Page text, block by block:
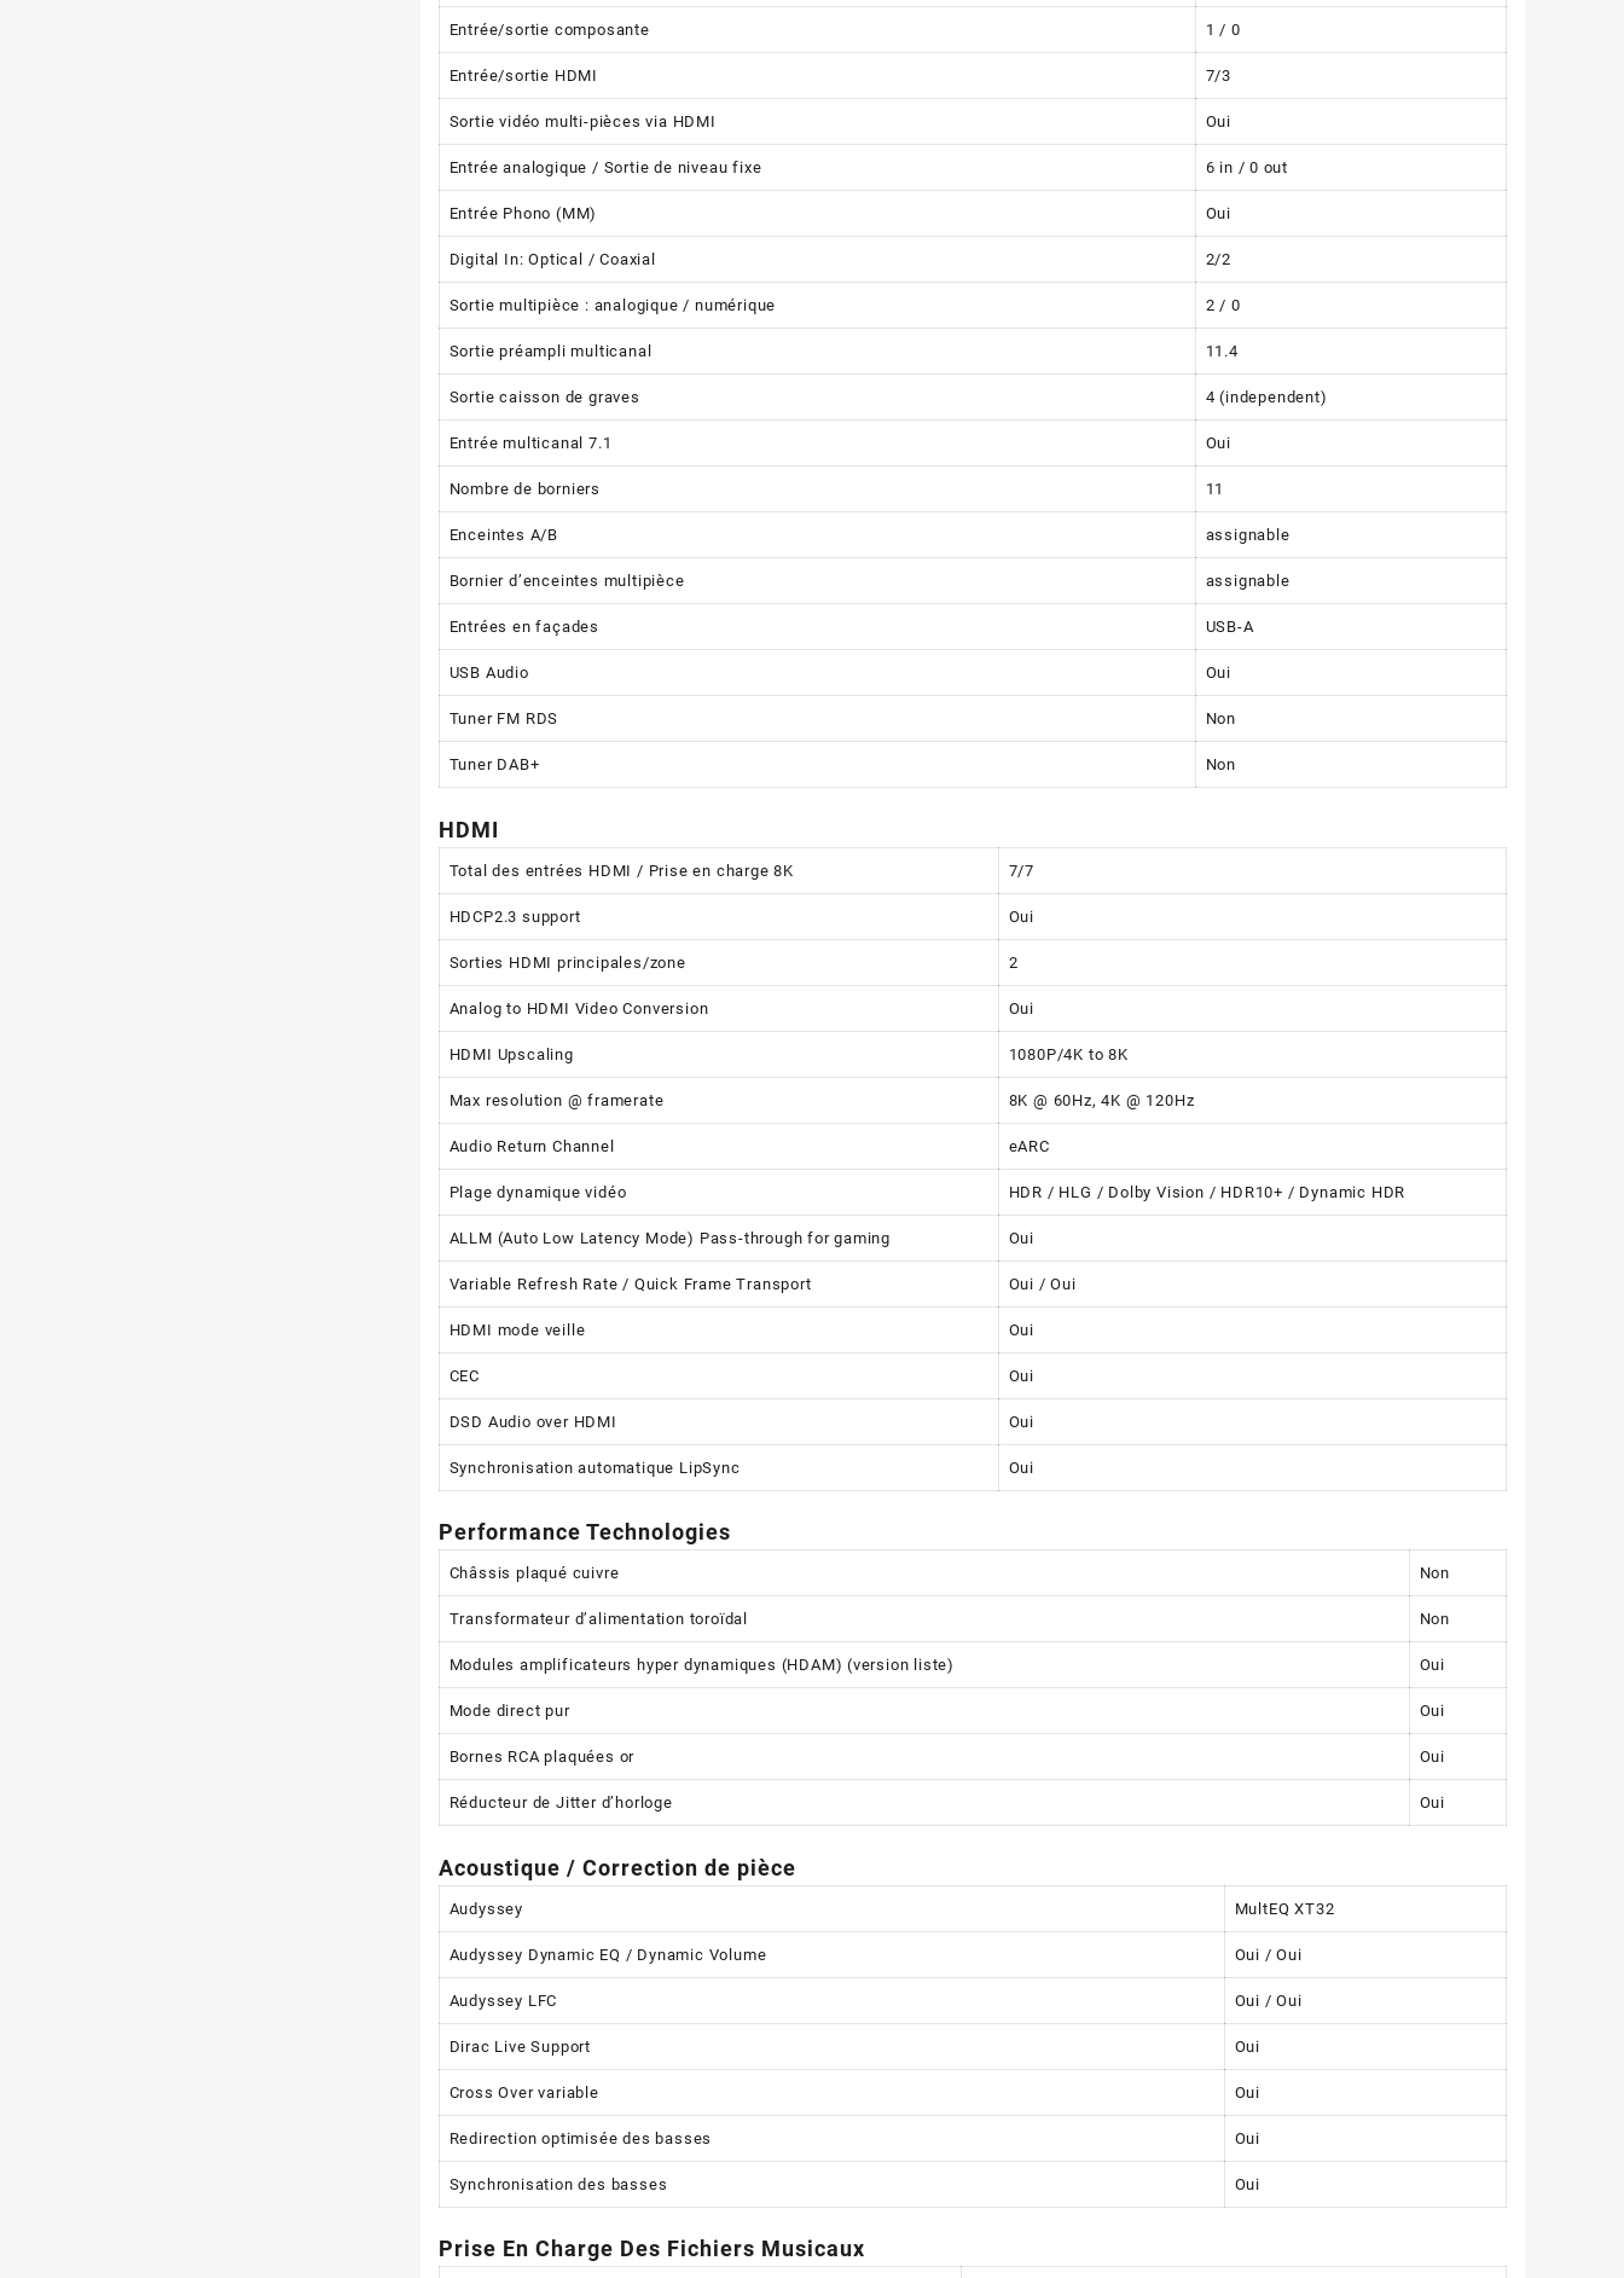
Entrée/sortie composante 1 / 0
Entrée/sortie HDMI 7/3
Sortie vidéo multi-pièces via HDMI Oui
Entrée analogique / Sortie de niveau fixe 6 in / 0 out
Entrée Phono (MM) Oui
Digital In: Optical / Coaxial 2/2
Sortie multipièce : analogique / numérique 2 / 0
Sortie préampli multicanal 11.4
Sortie caisson de graves 4 (independent)
Entrée multicanal 7.1 Oui
Nombre de borniers 11
Enceintes A/B assignable
Bornier d’enceintes multipièce assignable
Entrées en façades USB-A
USB Audio Oui
Tuner FM RDS Non
Tuner DAB+ Non
HDMI
Total des entrées HDMI / Prise en charge 8K 7/7
HDCP2.3 support Oui
Sorties HDMI principales/zone 2
Analog to HDMI Video Conversion Oui
HDMI Upscaling 1080P/4K to 8K
Max resolution @ framerate 8K @ 60Hz, 4K @ 120Hz
Audio Return Channel eARC
Plage dynamique vidéo HDR / HLG / Dolby Vision / HDR10+ / Dynamic HDR
ALLM (Auto Low Latency Mode) Pass-through for gaming Oui
Variable Refresh Rate / Quick Frame Transport Oui / Oui
HDMI mode veille Oui
CEC Oui
DSD Audio over HDMI Oui
Synchronisation automatique LipSync Oui
Performance Technologies
Châssis plaqué cuivre Non
Transformateur d’alimentation toroïdal Non
Modules amplificateurs hyper dynamiques (HDAM) (version liste) Oui
Mode direct pur Oui
Bornes RCA plaquées or Oui
Réducteur de Jitter d’horloge Oui
Acoustique / Correction de pièce
Audyssey MultEQ XT32
Audyssey Dynamic EQ / Dynamic Volume Oui / Oui
Audyssey LFC Oui / Oui
Dirac Live Support Oui
Cross Over variable Oui
Redirection optimisée des basses Oui
Synchronisation des basses Oui
Prise En Charge Des Fichiers Musicaux